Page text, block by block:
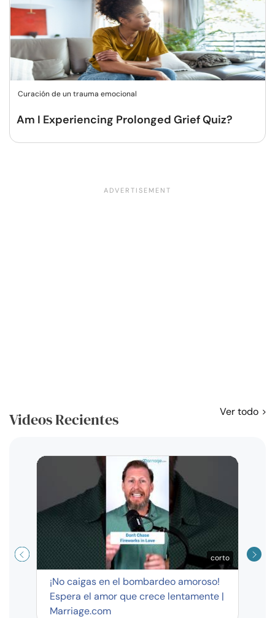
Curación de un trauma emocional
Am I Experiencing Prolonged Grief Quiz?
Videos Recientes Ver todo
corto
¡No caigas en el bombardeo amoroso!
Espera el amor que crece lentamente |
Marriage.com